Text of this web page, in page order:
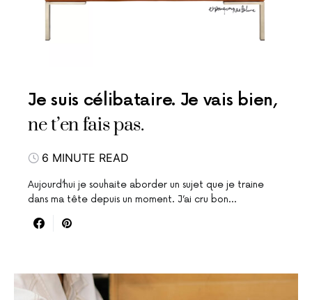
Je suis célibataire. Je vais bien,
ne t’en fais pas.
6 MINUTE READ
Aujourd’hui je souhaite aborder un sujet que je traine
dans ma tête depuis un moment. J’ai cru bon…